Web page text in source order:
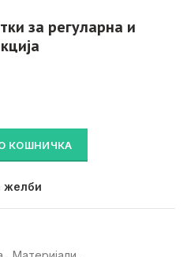
за регуларна и
КОШНИЧКА
желби